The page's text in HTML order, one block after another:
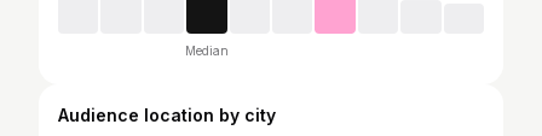
Median
Audience location by city